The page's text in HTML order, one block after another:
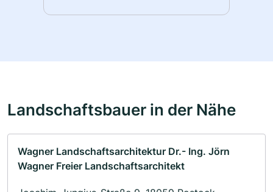
Landschaftsbauer in der Nähe
Wagner Landschaftsarchitektur Dr.- Ing. Jörn
Wagner Freier Landschaftsarchitekt